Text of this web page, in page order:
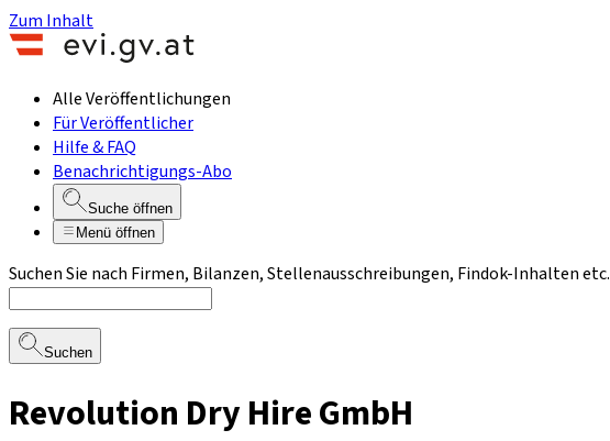
Zum Inhalt
Alle Veröffentlichungen
Für Veröffentlicher
Hilfe & FAQ
Benachrichtigungs-Abo
Suche öffnen
Menü öffnen
Suchen Sie nach Firmen, Bilanzen, Stellenausschreibungen, Findok-Inhalten etc.
Suchen
Revolution Dry Hire GmbH